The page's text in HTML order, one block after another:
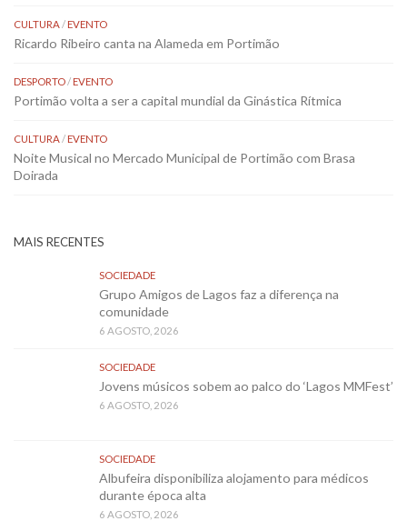
CULTURA/EVENTO
Ricardo Ribeiro canta na Alameda em Portimão
DESPORTO/EVENTO
Portimão volta a ser a capital mundial da Ginástica Rítmica
CULTURA/EVENTO
Noite Musical no Mercado Municipal de Portimão com Brasa
Doirada
MAIS RECENTES
SOCIEDADE
Grupo Amigos de Lagos faz a diferença na
comunidade
6 AGOSTO, 2026
SOCIEDADE
Jovens músicos sobem ao palco do ‘Lagos MMFest’
6 AGOSTO, 2026
SOCIEDADE
Albufeira disponibiliza alojamento para médicos
durante época alta
6 AGOSTO, 2026